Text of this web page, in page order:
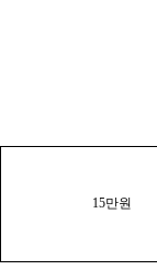
15만원